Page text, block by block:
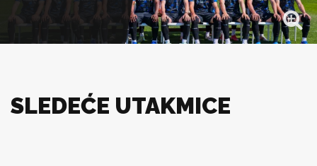
SLEDEĆE UTAKMICE